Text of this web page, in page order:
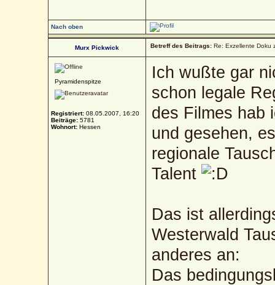
Nach oben
Murx Pickwick Betreff des Beitrags: Re: Exzellente Doku
Pyramidenspitze
Registriert: 08.05.2007, 16:20
Beiträge: 5781
Wohnort: Hessen
Ich wußte gar
schon legale
des Filmes hab
und gesehen,
regionale
Talent
Das ist
Westerwald
anderes an:
Das